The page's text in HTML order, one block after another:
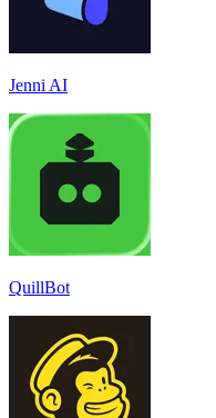
Jenni AI
QuillBot